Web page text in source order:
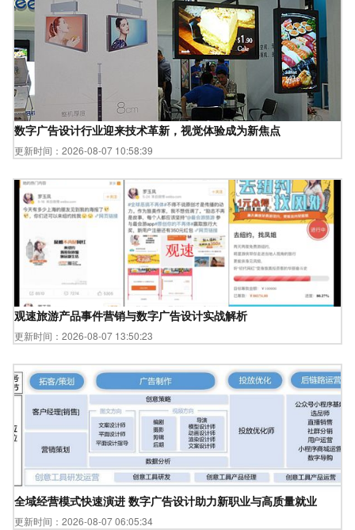
数字广告设计行业迎来技术革新，视觉体验成为新焦点
更新时间：2026-08-07 10:58:39
观速旅游产品事件营销与数字广告设计实战解析
更新时间：2026-08-07 13:50:23
全域经营模式快速演进 数字广告设计助力新职业与高质量就业
更新时间：2026-08-07 06:05:34